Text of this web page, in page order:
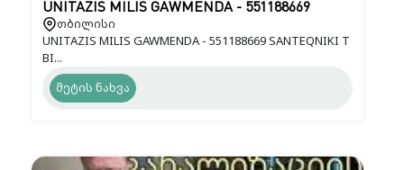
UNITAZIS MILIS GAWMENDA - 551188669
თბილისი
UNITAZIS MILIS GAWMENDA - 551188669 SANTEQNIKI T
BI...
მეტის ნახვა